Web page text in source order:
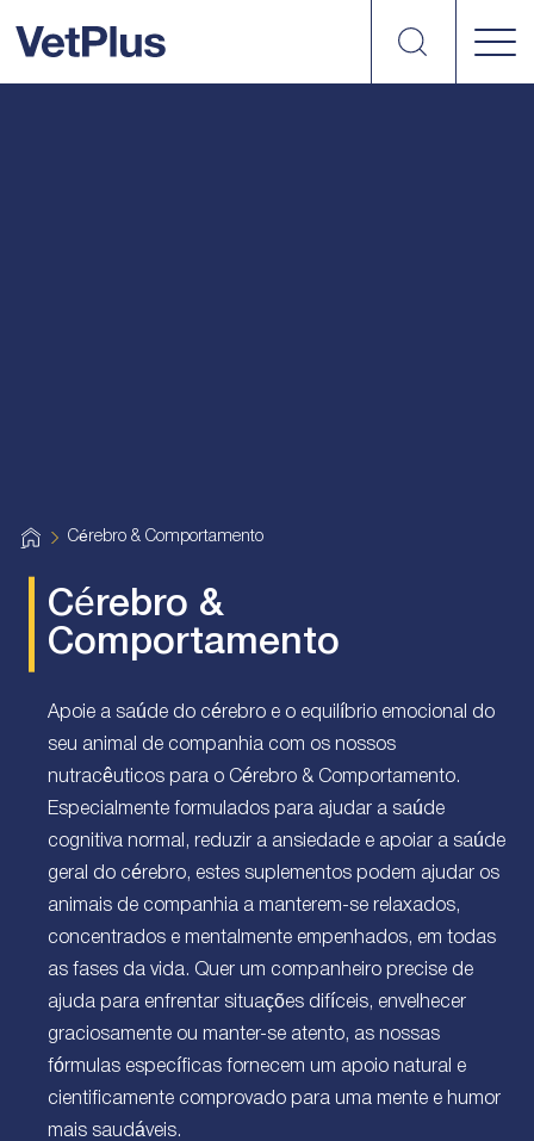
Search
H
o
Cérebro & Comportamento
Cérebro &
Comportamento
Apoie a saúde do cérebro e o equilíbrio emocional do
seu animal de companhia com os nossos
nutracêuticos para o Cérebro & Comportamento.
Especialmente formulados para ajudar a saúde
cognitiva normal, reduzir a ansiedade e apoiar a saúde
geral do cérebro, estes suplementos podem ajudar os
animais de companhia a manterem-se relaxados,
concentrados e mentalmente empenhados, em todas
as fases da vida. Quer um companheiro precise de
ajuda para enfrentar situações difíceis, envelhecer
graciosamente ou manter-se atento, as nossas
fórmulas específicas fornecem um apoio natural e
cientificamente comprovado para uma mente e humor
mais saudáveis.